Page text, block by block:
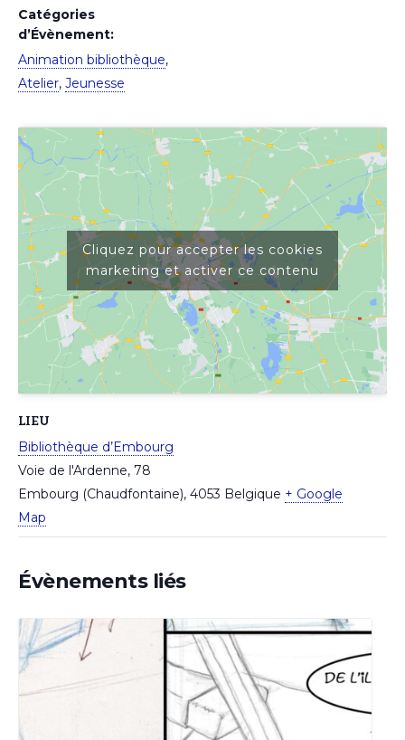
Catégories
d’Évènement:
Animation bibliothèque,
Atelier, Jeunesse
LIEU
Bibliothèque d’Embourg
Voie de l'Ardenne, 78
Embourg (Chaudfontaine), 4053 Belgique + Google
Map
Cliquez pour accepter les cookies
marketing et activer ce contenu
Évènements liés